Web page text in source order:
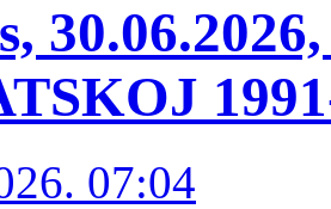
07:04